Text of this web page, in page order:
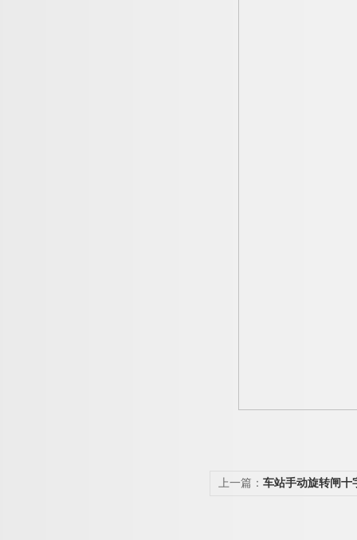
上一篇： 车站手动旋转闸十